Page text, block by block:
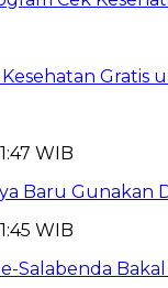
Gratis
WIB
Baru
WIB
Salabenda